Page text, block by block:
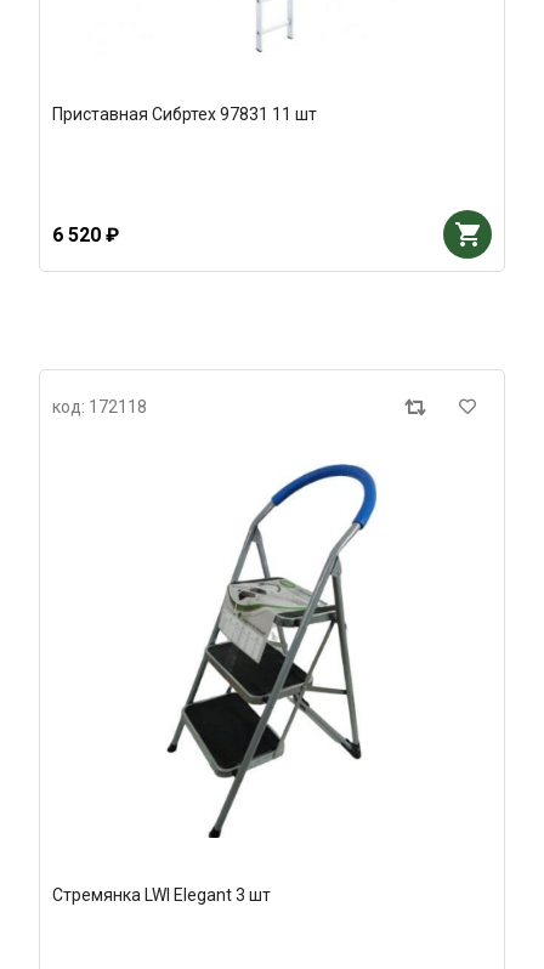
Приставная Сибртех 97831 11 шт
6 520 ₽
код: 172118
Стремянка LWI Elegant 3 шт